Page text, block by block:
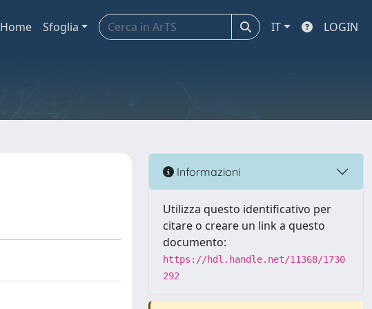
Home Sfoglia IT LOGIN
Informazioni
Utilizza questo identificativo per
citare o creare un link a questo
documento:
https://hdl.handle.net/11368/1730
292